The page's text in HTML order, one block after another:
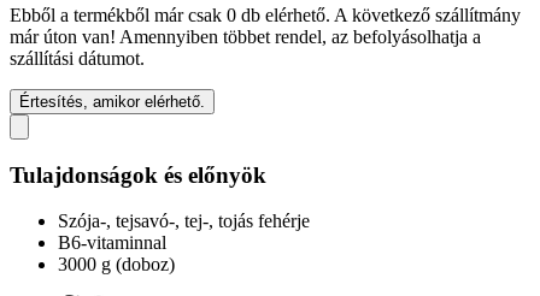
Ebből a termékből már csak 0 db elérhető. A következő szállítmány
már úton van! Amennyiben többet rendel, az befolyásolhatja a
szállítási dátumot.
Értesítés, amikor elérhető.
Tulajdonságok és előnyök
Szója-, tejsavó-, tej-, tojás fehérje
B6-vitaminnal
3000 g (doboz)